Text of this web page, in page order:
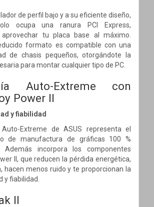
de perfil bajo y a su eficiente diseño,
ocupa una ranura PCI Express,
tu placa base al máximo.
formato es compatible con una
de chasis pequeños, otorgándote la
para montar cualquier tipo de PC.
Auto-Extreme con
Power II
y fiabilidad
Auto-Extreme de ASUS representa el
de manufactura de gráficas 100 %
Además incorpora los componentes
II, que reducen la pérdida energética,
hacen menos ruido y te proporcionan la
y fiabilidad.
II